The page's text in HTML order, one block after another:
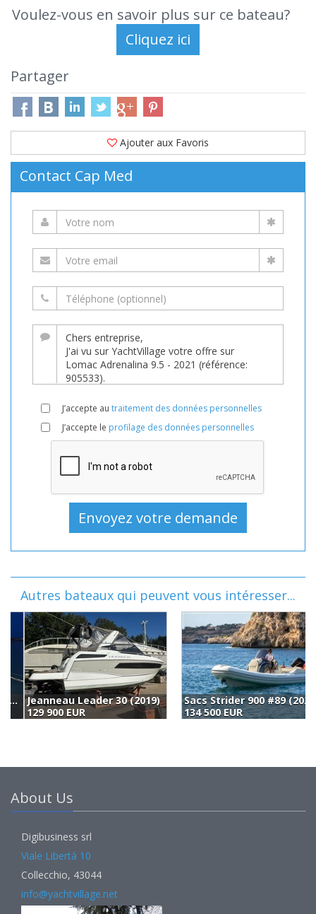
Voulez-vous en savoir plus sur ce bateau?
Partager
Ajouter aux Favoris
Contact Cap Med
J’accepte au traitement des données personnelles
J’accepte le profilage des données personnelles
Autres bateaux qui peuvent vous intéresser...
Sacs Strider 900 #89 (2023)
134 500 EUR
Axopar 28 Cabin (2023)
145 000 EUR
About Us
Digibusiness srl
Viale Libertà 10
Collecchio, 43044
info@yachtvillage.net